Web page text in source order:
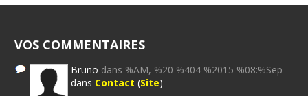
VOS COMMENTAIRES
Bruno dans %AM, %20 %404 %2015 %08:%Sep
dans Contact (Site)